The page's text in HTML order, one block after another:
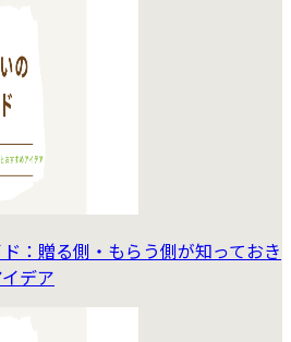
：贈る側・もらう側が知っておき
デア